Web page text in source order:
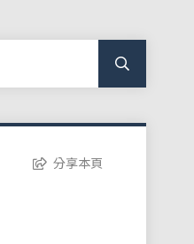
分享本頁